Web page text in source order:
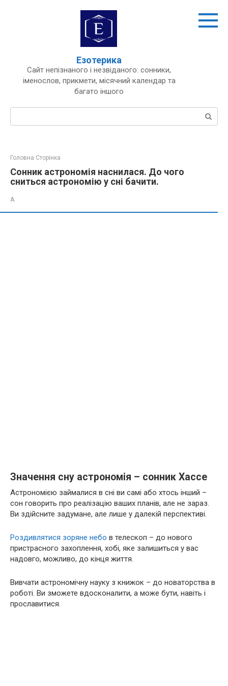
Езотерика
Сайт непізнаного і незвіданого: сонники,
іменослов, прикмети, місячний календар та
багато іншого
Пошук:
Головна Сторінка
Сонник астрономія наснилася. До чого
сниться астрономію у сні бачити.
А
Значення сну астрономія – сонник Хассе
Астрономією займалися в сні ви самі або хтось інший –
сон говорить про реалізацію ваших планів, але не зараз.
Ви здійсните задумане, але лише у далекій перспективі.
Роздивлятися зоряне небо в телескоп – до нового
пристрасного захоплення, хобі, яке залишиться у вас
надовго, можливо, до кінця життя.
Вивчати астрономічну науку з книжок – до новаторства в
роботі. Ви зможете вдосконалити, а може бути, навіть і
прославитися.